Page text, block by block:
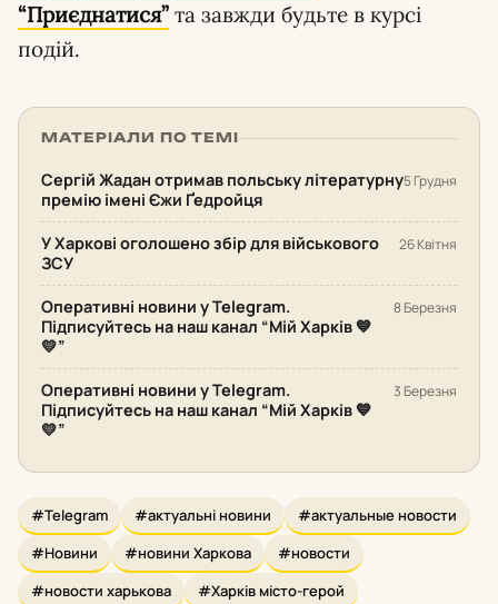
“Приєднатися” та завжди будьте в курсі
подій.
МАТЕРІАЛИ ПО ТЕМІ
Сергій Жадан отримав польську літературну
премію імені Єжи Ґедройця
5 Грудня
У Харкові оголошено збір для військового
ЗСУ
26 Квітня
Оперативні новини у Telegram.
Підписуйтесь на наш канал “Мій Харків 💙
💛”
8 Березня
Оперативні новини у Telegram.
Підписуйтесь на наш канал “Мій Харків 💙
💛”
3 Березня
#Telegram #актуальні новини
#актуальные новости
#Новини
#новини Харкова
#новости
#новости харькова
#Харків місто-герой